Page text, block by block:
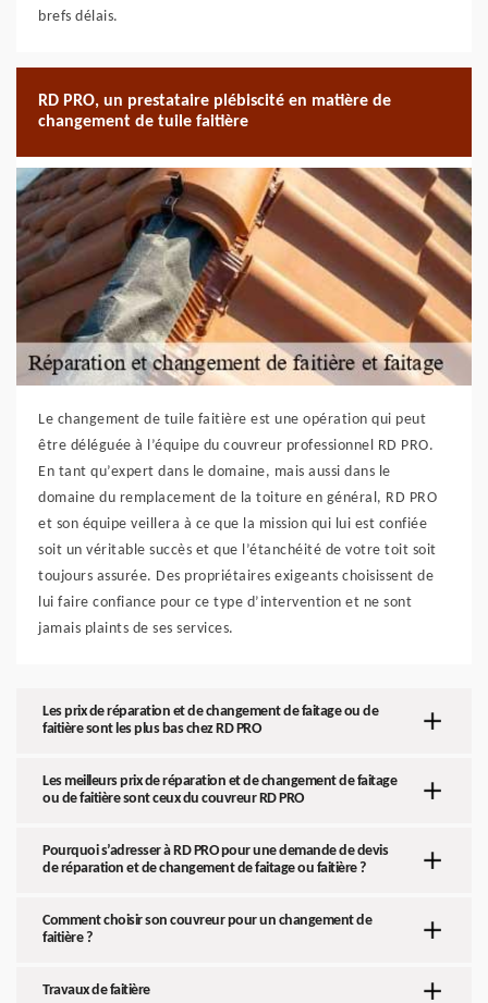
brefs délais.
RD PRO, un prestataire plébiscité en matière de
changement de tuile faitière
Le changement de tuile faitière est une opération qui peut
être déléguée à l’équipe du couvreur professionnel RD PRO.
En tant qu’expert dans le domaine, mais aussi dans le
domaine du remplacement de la toiture en général, RD PRO
et son équipe veillera à ce que la mission qui lui est confiée
soit un véritable succès et que l’étanchéité de votre toit soit
toujours assurée. Des propriétaires exigeants choisissent de
lui faire confiance pour ce type d’intervention et ne sont
jamais plaints de ses services.
Les prix de réparation et de changement de faitage ou de
faitière sont les plus bas chez RD PRO
Les meilleurs prix de réparation et de changement de faitage
ou de faitière sont ceux du couvreur RD PRO
Pourquoi s’adresser à RD PRO pour une demande de devis
de réparation et de changement de faitage ou faitière ?
Comment choisir son couvreur pour un changement de
faitière ?
Travaux de faitière